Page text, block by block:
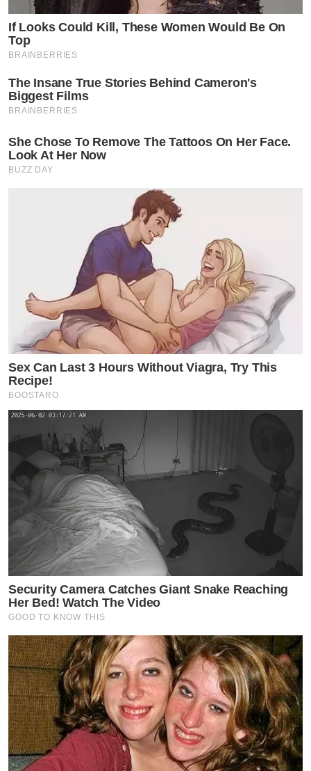
If Looks Could Kill, These Women Would Be On
Top
BRAINBERRIES
The Insane True Stories Behind Cameron's
Biggest Films
BRAINBERRIES
She Chose To Remove The Tattoos On Her Face.
Look At Her Now
BUZZ DAY
Sex Can Last 3 Hours Without Viagra, Try This
Recipe!
BOOSTARO
Security Camera Catches Giant Snake Reaching
Her Bed! Watch The Video
GOOD TO KNOW THIS